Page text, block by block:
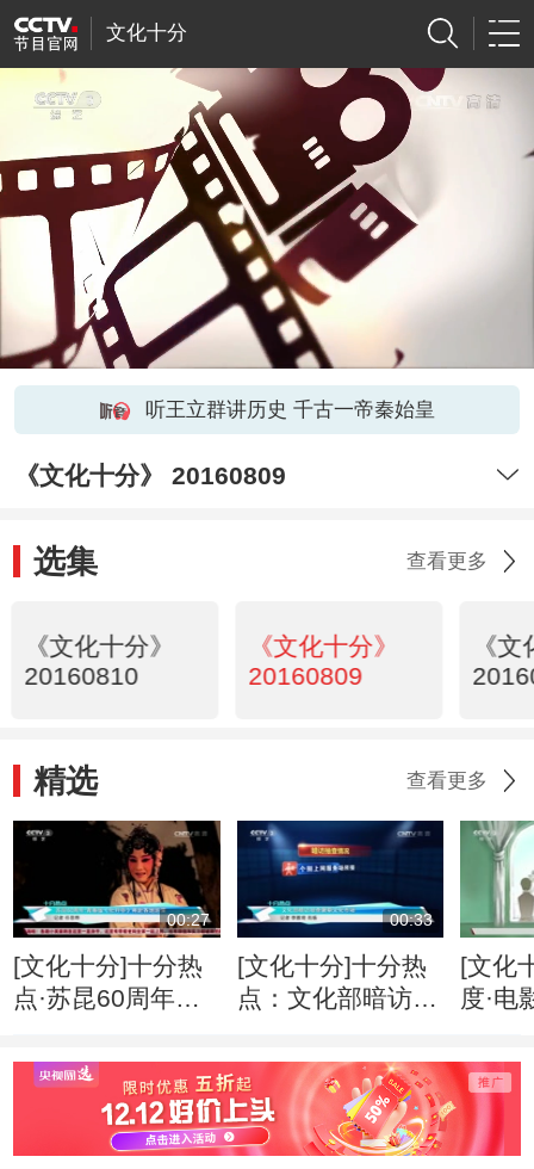
文化十分
听王立群讲历史 千古一帝秦始皇
《文化十分》 20160809
选集 查看更多
《文化十分》
20160810
《文化十分》
20160809
《
精选 查看更多
00:27
[文化十分]十分热
点·苏昆60周年：
将赴各地巡演
00:33
[文化十分]十分热
点：文化部暗访抽
[文化
度·电
个梦